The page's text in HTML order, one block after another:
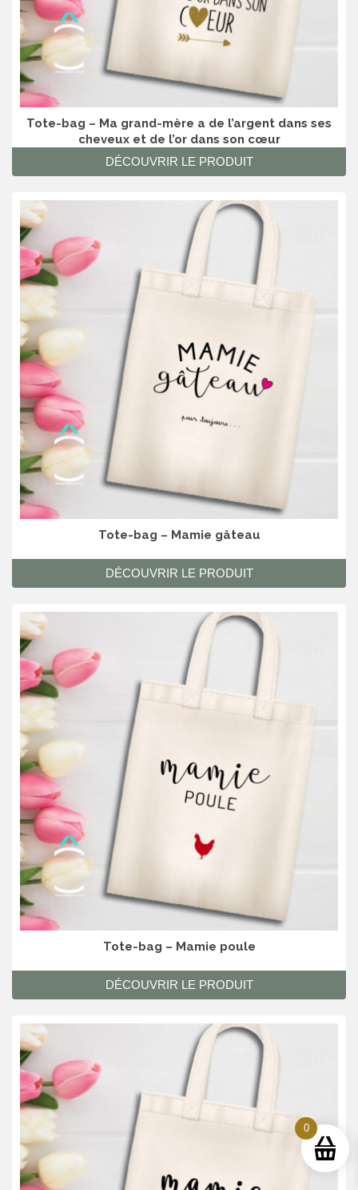
Tote-bag – Ma grand-mère a de l’argent dans ses
cheveux et de l’or dans son cœur
DÉCOUVRIR LE PRODUIT
Tote-bag – Mamie gâteau
DÉCOUVRIR LE PRODUIT
Tote-bag – Mamie poule
DÉCOUVRIR LE PRODUIT
0